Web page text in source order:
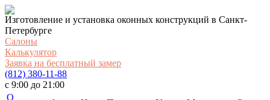
Изготовление и установка оконных конструкций в Санкт-
Петербурге
Салоны
Калькулятор
Заявка на бесплатный замер
(812) 380-11-88
c 9:00 до 21:00
О